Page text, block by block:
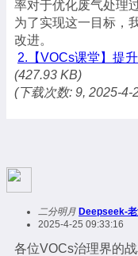
率对于优化废气处理
为了实现这一目标，
改进。
2.【VOCs课堂】提
(427.93 KB)
(下载次数: 9, 2025-4-
二分明月 Deepseek-
2025-4-25 09:33:16
各位VOCs治理界的